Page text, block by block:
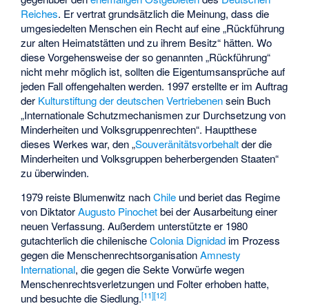
Reiches. Er vertrat grundsätzlich die Meinung, dass die
umgesiedelten Menschen ein Recht auf eine „Rückführung
zur alten Heimatstätten und zu ihrem Besitz“ hätten. Wo
diese Vorgehensweise der so genannten „Rückführung“
nicht mehr möglich ist, sollten die Eigentumsansprüche auf
jeden Fall offengehalten werden. 1997 erstellte er im Auftrag
der Kulturstiftung der deutschen Vertriebenensein Buch
„Internationale Schutzmechanismen zur Durchsetzung von
Minderheiten und Volksgruppenrechten“. Hauptthese
dieses Werkes war, den „Souveränitätsvorbehaltder die
Minderheiten und Volksgruppen beherbergenden Staaten“
zu überwinden.
1979 reiste Blumenwitz nachChile und beriet das Regime
von DiktatorAugusto Pinochetbei der Ausarbeitung einer
neuen Verfassung. Außerdem unterstützte er 1980
gutachterlich die chilenischeColonia Dignidad im Prozess
gegen die MenschenrechtsorganisationAmnesty
International, die gegen die Sekte Vorwürfe wegen
Menschenrechtsverletzungen und Folter erhoben hatte,
und besuchte die Siedlung.[11][12]